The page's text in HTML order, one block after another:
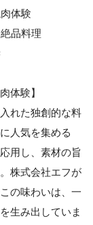
体験
品料理
体験】
れた独創的な料
人気を集める
用し、素材の旨
株式会社エフが
の味わいは、一
生み出していま